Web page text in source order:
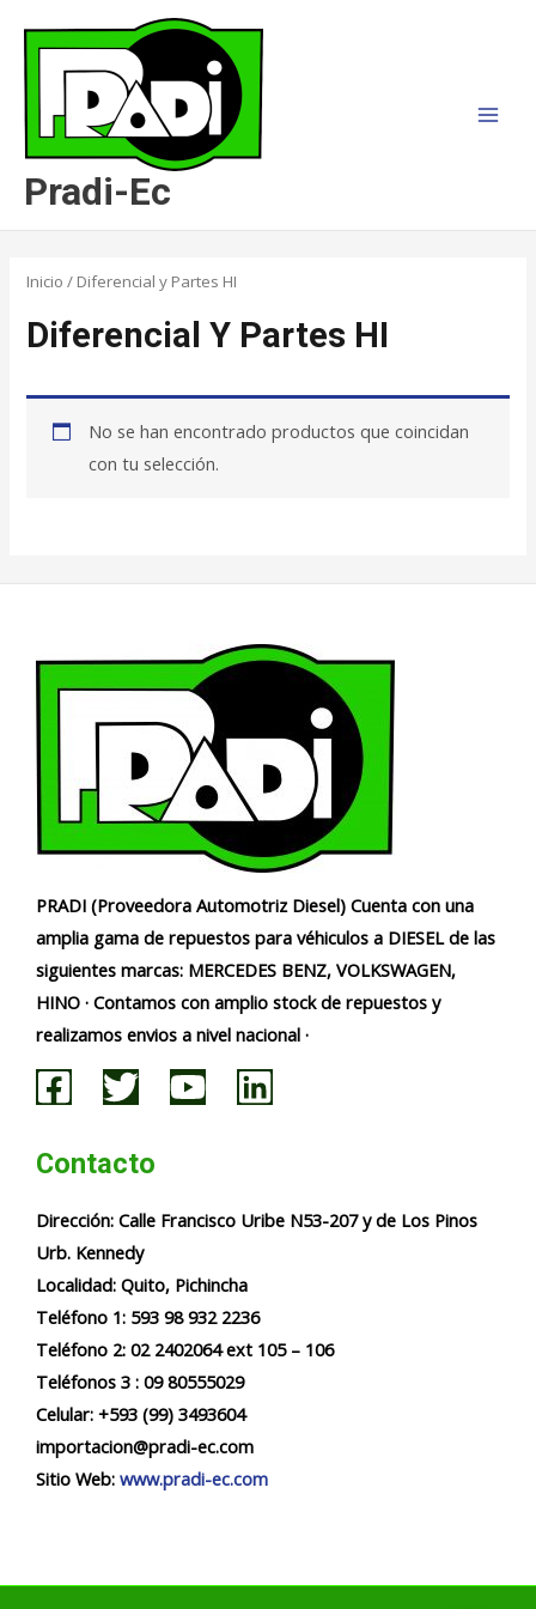
contenido
Pradi-Ec
Inicio / Diferencial y Partes HI
Diferencial Y Partes HI
No se han encontrado productos que coincidan
con tu selección.
PRADI (Proveedora Automotriz Diesel) Cuenta con una
amplia gama de repuestos para véhiculos a DIESEL de las
siguientes marcas: MERCEDES BENZ, VOLKSWAGEN,
HINO · Contamos con amplio stock de repuestos y
realizamos envios a nivel nacional ·
Contacto
Dirección: Calle Francisco Uribe N53-207 y de Los Pinos
Urb. Kennedy
Localidad: Quito, Pichincha
Teléfono 1: 593 98 932 2236​​
Teléfono 2: 02 2402064 ext 105 – 106
Teléfonos 3 : 09 80555029
Celular: +593 (99) 3493604
importacion@pradi-ec.com
Sitio Web: www.pradi-ec.com